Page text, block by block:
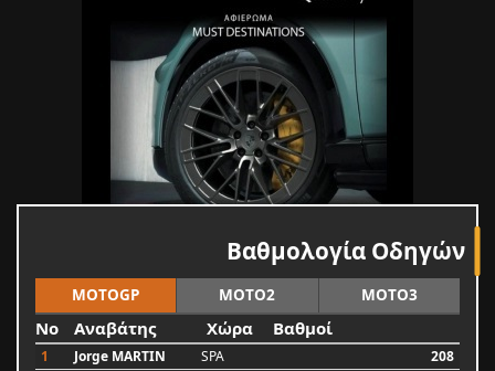
Βαθμολογία Οδηγών
MOTOGP MOTO2 MOTO3
No Αναβάτης Χώρα Βαθμοί
1 Jorge MARTIN SPA
208